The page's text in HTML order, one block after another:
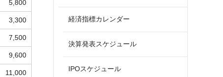
5,800
3,300
7,500
9,600
11,000
経済指標カレンダー
決算発表スケジュール
IPOスケジュール